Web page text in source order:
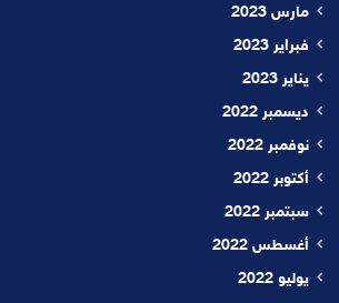
مارس 2023
فبراير 2023
يناير 2023
ديسمبر 2022
نوفمبر 2022
أكتوبر 2022
سبتمبر 2022
أغسطس 2022
يوليو 2022